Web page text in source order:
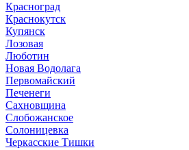
Красноград
Краснокутск
Купянск
Лозовая
Люботин
Новая Водолага
Первомайский
Печенеги
Сахновщина
Слобожанское
Солоницевка
Черкасские Тишки